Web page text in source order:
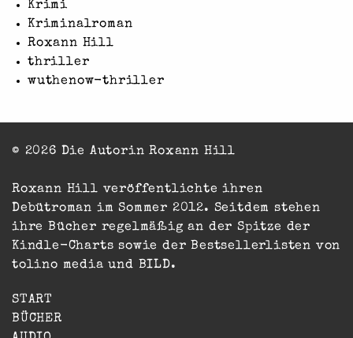
Krimi
Kriminalroman
Roxann Hill
thriller
wuthenow-thriller
© 2026 Die Autorin Roxann Hill
Roxann Hill veröffentlichte ihren
Debütroman im Sommer 2012. Seitdem stehen
ihre Bücher regelmäßig an der Spitze der
Kindle-Charts sowie der Bestsellerlisten von
tolino media und BILD.
START
BÜCHER